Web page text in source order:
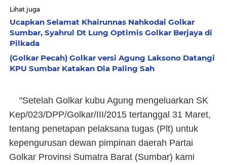
Lihat juga
Ucapkan Selamat Khairunnas Nahkodai Golkar
Sumbar, Syahrul Dt Lung Optimis Golkar Berjaya di
Pilkada
(Golkar Pecah) Golkar versi Agung Laksono Datangi
KPU Sumbar Katakan Dia Paling Sah
"Setelah Golkar kubu Agung mengeluarkan SK
Kep/023/DPP/Golkar/III/2015 tertanggal 31 Maret,
tentang penetapan pelaksana tugas (Plt) untuk
kepengurusan dewan pimpinan daerah Partai
Golkar Provinsi Sumatra Barat (Sumbar) kami